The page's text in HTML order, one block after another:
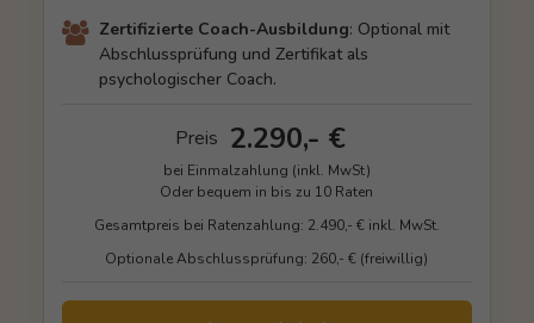
Zertifizierte Coach-Ausbildung: Optional mit
Abschlussprüfung und Zertifikat als
psychologischer Coach.
Preis 2.290,- €
bei Einmalzahlung (inkl. MwSt)
Oder bequem in bis zu 10 Raten
Gesamtpreis bei Ratenzahlung: 2.490,- € inkl. MwSt.
Optionale Abschlussprüfung: 260,- € (freiwillig)